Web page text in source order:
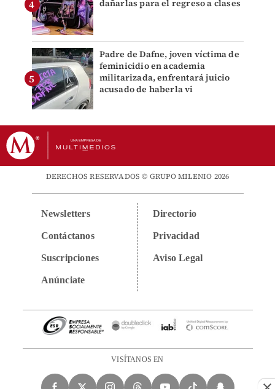
dañarlas para el regreso a clases
Padre de Dafne, joven víctima de
feminicidio en academia
militarizada, enfrentará juicio
acusado de haberla vi
DERECHOS RESERVADOS © GRUPO MILENIO 2026
Newsletters
Contáctanos
Suscripciones
Anúnciate
Directorio
Privacidad
Aviso Legal
VISÍTANOS EN